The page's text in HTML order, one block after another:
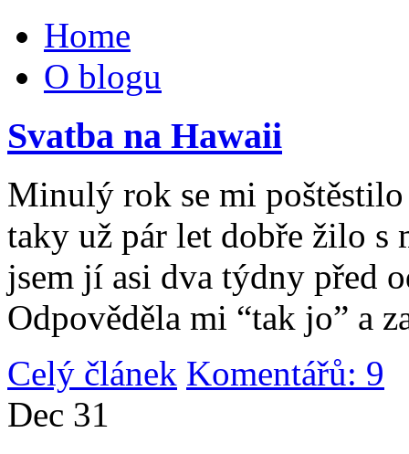
Home
O blogu
Svatba na Hawaii
Minulý rok se mi
taky už pár let dobře žilo
jsem jí asi dva týdny před
Odpověděla mi “tak jo” a
Celý článek Komentářů: 9
Dec 31